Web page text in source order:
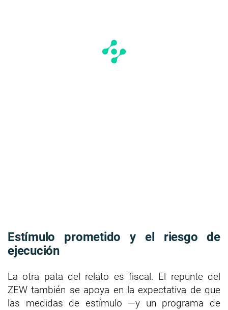
Estímulo prometido y el riesgo de
ejecución
La otra pata del relato es fiscal. El repunte del
ZEW también se apoya en la expectativa de que
las medidas de estímulo —y un programa de